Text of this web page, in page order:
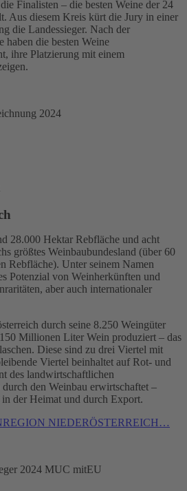
Finalisten – die besten Weine der 24
Aus diesem Kreis kürt die Jury in einer
die Landessieger. Nach der
haben die besten Weine
ihre Platzierung mit einem
28.000 Hektar Rebfläche und acht
größtes Weinbaubundesland (über 60
Rebfläche). Unter seinem Namen
Potenzial von Weinherkünften und
aber auch internationaler
durch seine 8.250 Weingüter
Millionen Liter Wein produziert – das
Diese sind zu drei Viertel mit
Viertel beinhaltet auf Rot- und
des landwirtschaftlichen
den Weinbau erwirtschaftet –
der Heimat und durch Export.
NIEDERÖSTERREICH…